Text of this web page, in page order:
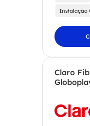
Instalação
Claro